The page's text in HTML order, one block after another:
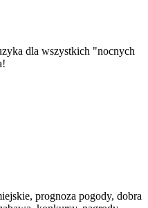
dla wszystkich "nocnych
prognoza pogody, dobra